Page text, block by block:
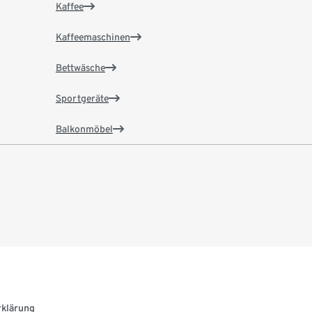
Kaffee
Kaffeemaschinen
Bettwäsche
Sportgeräte
Balkonmöbel